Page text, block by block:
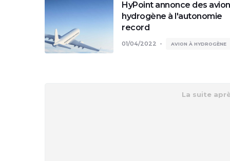
HyPoint annonce des
hydrogène à l'autonomie
record
01/04/2022 AVION À HYDROGÈNE